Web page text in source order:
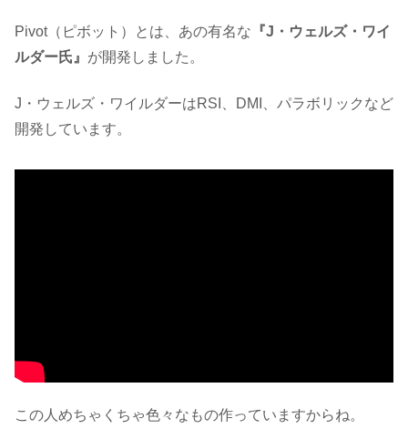
Pivot（ピボット）とは、あの有名な 『J・ウェルズ・ワイ
ルダー氏』 が開発しました。
J・ウェルズ・ワイルダーはRSI、DMI、パラボリックなど
開発しています。
この人めちゃくちゃ色々なもの作っていますからね。